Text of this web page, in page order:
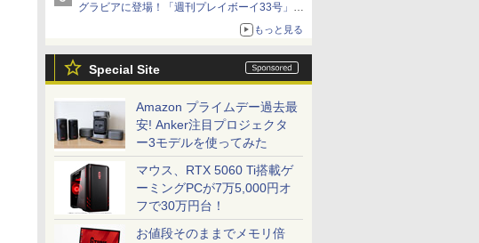
グラビアに登場！「週刊プレイボーイ33号」本
もっと見る
Special Site
Amazon プライムデー過去最
安! Anker注目プロジェクタ
ー3モデルを使ってみた
マウス、RTX 5060 Ti搭載ゲ
ーミングPCが7万5,000円オ
フで30万円台！
お値段そのままでメモリ倍